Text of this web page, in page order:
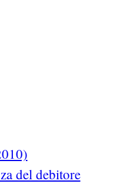
del debitore